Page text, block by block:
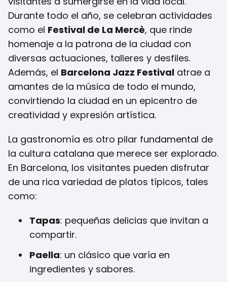
Durante todo el año, se celebran actividades
como el Festival de La Mercè, que rinde
homenaje a la patrona de la ciudad con
diversas actuaciones, talleres y desfiles.
Además, el Barcelona Jazz Festival atrae a
amantes de la música de todo el mundo,
convirtiendo la ciudad en un epicentro de
creatividad y expresión artística.
La gastronomía es otro pilar fundamental de
la cultura catalana que merece ser explorado.
En Barcelona, los visitantes pueden disfrutar
de una rica variedad de platos típicos, tales
como:
Tapas: pequeñas delicias que invitan a
compartir.
Paella: un clásico que varía en
ingredientes y sabores.